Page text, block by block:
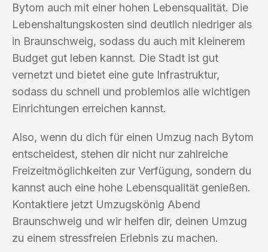
Bytom auch mit einer hohen Lebensqualität. Die
Lebenshaltungskosten sind deutlich niedriger als
in Braunschweig, sodass du auch mit kleinerem
Budget gut leben kannst. Die Stadt ist gut
vernetzt und bietet eine gute Infrastruktur,
sodass du schnell und problemlos alle wichtigen
Einrichtungen erreichen kannst.
Also, wenn du dich für einen Umzug nach Bytom
entscheidest, stehen dir nicht nur zahlreiche
Freizeitmöglichkeiten zur Verfügung, sondern du
kannst auch eine hohe Lebensqualität genießen.
Kontaktiere jetzt Umzugskönig Abend
Braunschweig und wir helfen dir, deinen Umzug
zu einem stressfreien Erlebnis zu machen.